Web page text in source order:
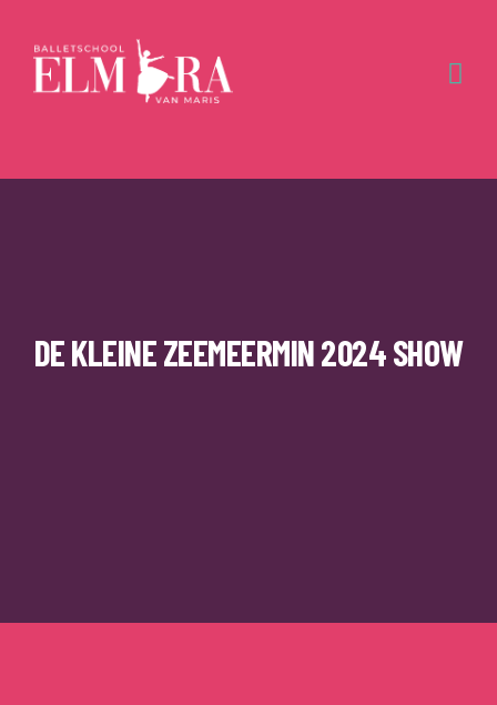
DE KLEINE ZEEMEERMIN 2024 SHOW